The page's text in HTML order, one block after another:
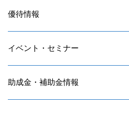
優待情報
イベント・セミナー
助成金・補助金情報